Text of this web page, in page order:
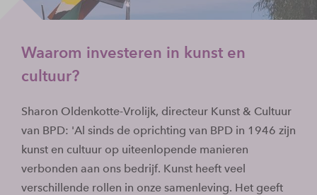
Waarom investeren in kunst en
cultuur?
Sharon Oldenkotte-Vrolijk, directeur Kunst & Cultuur
van BPD: 'Al sinds de oprichting van BPD in 1946 zijn
kunst en cultuur op uiteenlopende manieren
verbonden aan ons bedrijf. Kunst heeft veel
verschillende rollen in onze samenleving. Het geeft